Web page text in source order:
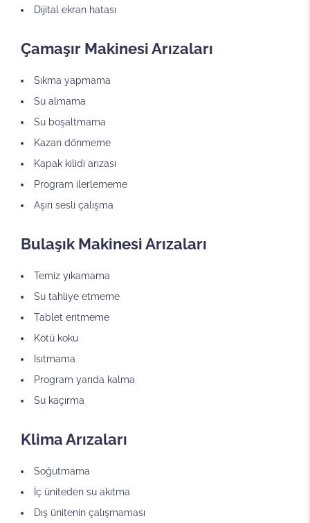
Dijital ekran hatası
Çamaşır Makinesi Arızaları
Sıkma yapmama
Su almama
Su boşaltmama
Kazan dönmeme
Kapak kilidi arızası
Program ilerlememe
Aşırı sesli çalışma
Bulaşık Makinesi Arızaları
Temiz yıkamama
Su tahliye etmeme
Tablet eritmeme
Kötü koku
Isıtmama
Program yarıda kalma
Su kaçırma
Klima Arızaları
Soğutmama
İç üniteden su akıtma
Dış ünitenin çalışmaması